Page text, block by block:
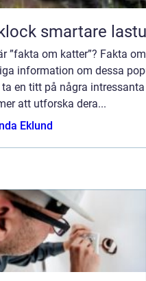
Flaklock
”fakta om katter”? Fakta
information om dessa
en titt på några
att utforska dera...
Eklund